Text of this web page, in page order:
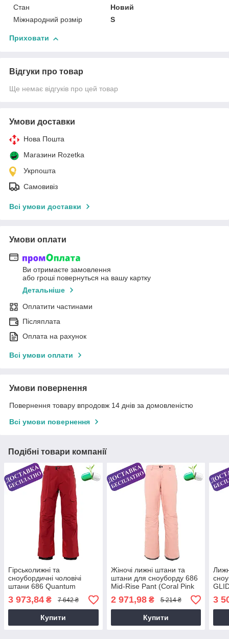
Стан
Новий
Міжнародний розмір
S
Приховати
Відгуки про товар
Ще немає відгуків про цей товар
Умови доставки
Нова Пошта
Магазини Rozetka
Укрпошта
Самовивіз
Всі умови доставки
Умови оплати
Ви отримаєте замовлення
або гроші повернуться на вашу картку
Детальніше
Оплатити частинами
Післяплата
Оплата на рахунок
Всі умови оплати
Умови повернення
Повернення товару впродовж 14 днів за домовленістю
Всі умови повернення
Подібні товари компанії
Гірськолижні та
сноубордичні чоловічі
штани 686 Quantum
Thermagraph Pant
(Oxblood)
3 973,84 ₴ 7 642 ₴
Купити
Жіночі лижні штани та
штани для сноуборду 686
Mid-Rise Pant (Coral Pink
Heather) S
2 971,98₴ 5 214 ₴
Купити
3